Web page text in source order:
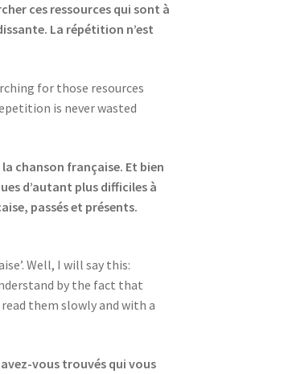
ces ressources qui sont à
La répétition n’est
for those resources
is never wasted
chanson française. Et bien
d’autant plus difficiles à
passés et présents.
Well, I will say this:
by the fact that
them slowly and with a
vous trouvés qui vous